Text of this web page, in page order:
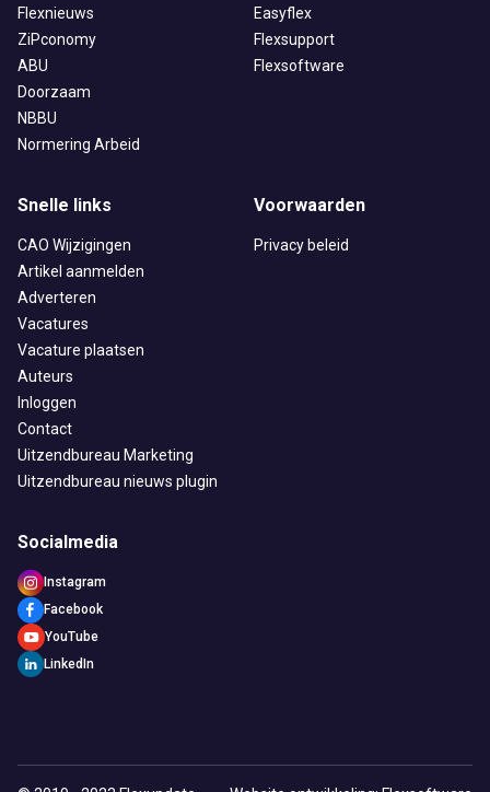
Flexnieuws
ZiPconomy
ABU
Doorzaam
NBBU
Normering Arbeid
Easyflex
Flexsupport
Flexsoftware
Snelle links
CAO Wijzigingen
Artikel aanmelden
Adverteren
Vacatures
Vacature plaatsen
Auteurs
Inloggen
Contact
Uitzendbureau Marketing
Uitzendbureau nieuws plugin
Voorwaarden
Privacy beleid
Socialmedia
Instagram
Facebook
YouTube
LinkedIn